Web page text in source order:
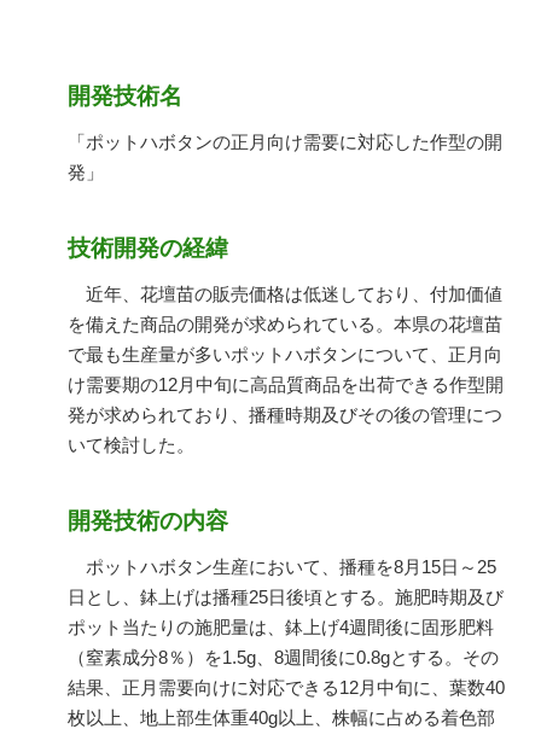
開発技術名
「ポットハボタンの正月向け需要に対応した作型の開
発」
技術開発の経緯
近年、花壇苗の販売価格は低迷しており、付加価値
を備えた商品の開発が求められている。本県の花壇苗
で最も生産量が多いポットハボタンについて、正月向
け需要期の12月中旬に高品質商品を出荷できる作型開
発が求められており、播種時期及びその後の管理につ
いて検討した。
開発技術の内容
ポットハボタン生産において、播種を8月15日～25
日とし、鉢上げは播種25日後頃とする。施肥時期及び
ポット当たりの施肥量は、鉢上げ4週間後に固形肥料
（窒素成分8％）を1.5g、8週間後に0.8gとする。その
結果、正月需要向けに対応できる12月中旬に、葉数40
枚以上、地上部生体重40g以上、株幅に占める着色部